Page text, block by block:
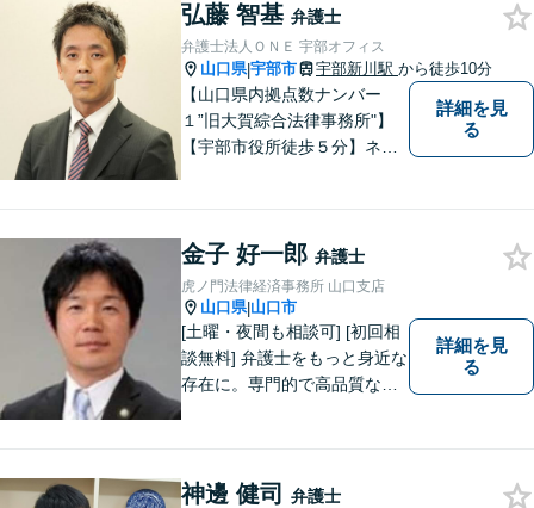
無料】お気軽にご相談くださ
い。
弘藤 智基 弁護士
弁護士法人ＯＮＥ 宇部オフィス
山口県|宇部市 宇部新川駅 から徒歩10分
【山口県内拠点数ナンバー
１”旧大賀綜合法律事務所"】
【宇部市役所徒歩５分】ネッ
相談ください。
詳細を見
る
金子 好一郎 弁護士
虎ノ門法律経済事務所 山口支店
山口県|山口市
[土曜・夜間も相談可] [初回相
談無料] 弁護士をもっと身近な
存在に。専門的で高品質なリ
詳細を見
る
神邊 健司 弁護士